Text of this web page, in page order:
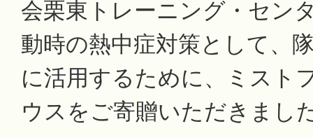
会栗東トレーニング・セン
動時の熱中症対策として、
に活用するために、ミスト
ウスをご寄贈いただきまし